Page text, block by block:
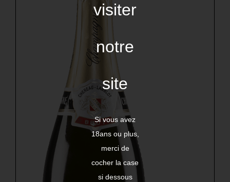
visiter
notre
site
Si vous avez
18ans ou plus,
merci de
cocher la case
si dessous